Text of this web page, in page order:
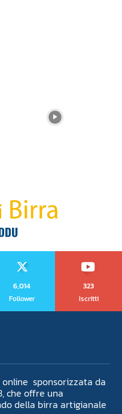
6,014
Follower
323
Iscritti
sponsorizzata da
che offre una
della birra artigianale